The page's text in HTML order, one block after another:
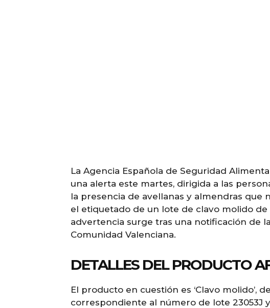
La Agencia Española de Seguridad
una alerta este martes, dirigida a las
la presencia de avellanas y almendras que
el etiquetado de un lote de clavo molido de
advertencia surge tras una notificación de
Comunidad Valenciana.
DETALLES DEL PRODUCTO
El producto en cuestión es ‘Clavo molido’,
correspondiente al número de lote 23053J